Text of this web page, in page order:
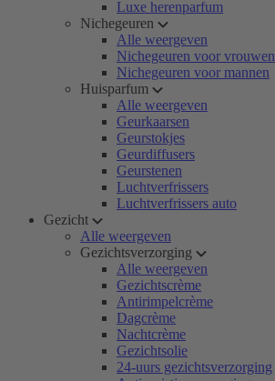
Luxe herenparfum
Nichegeuren
Alle weergeven
Nichegeuren voor vrouwen
Nichegeuren voor mannen
Huisparfum
Alle weergeven
Geurkaarsen
Geurstokjes
Geurdiffusers
Geurstenen
Luchtverfrissers
Luchtverfrissers auto
Gezicht
Alle weergeven
Gezichtsverzorging
Alle weergeven
Gezichtscrème
Antirimpelcrème
Dagcrème
Nachtcrème
Gezichtsolie
24-uurs gezichtsverzorging